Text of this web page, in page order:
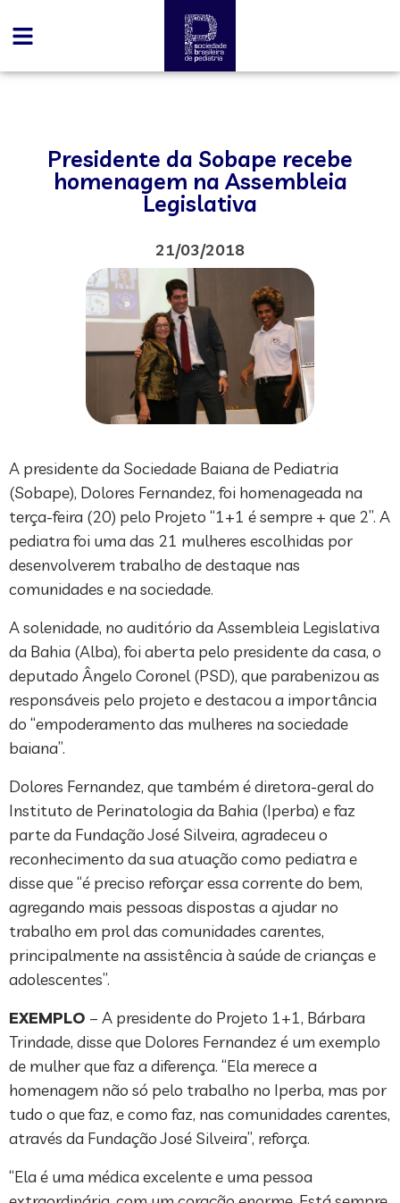
Presidente da Sobape recebe
homenagem na Assembleia
Legislativa
21/03/2018
A presidente da Sociedade Baiana de Pediatria
(Sobape), Dolores Fernandez, foi homenageada na
terça-feira (20) pelo Projeto “1+1 é sempre + que 2”. A
pediatra foi uma das 21 mulheres escolhidas por
desenvolverem trabalho de destaque nas
comunidades e na sociedade.
A solenidade, no auditório da Assembleia Legislativa
da Bahia (Alba), foi aberta pelo presidente da casa, o
deputado Ângelo Coronel (PSD), que parabenizou as
responsáveis pelo projeto e destacou a importância
do “empoderamento das mulheres na sociedade
baiana”.
Dolores Fernandez, que também é diretora-geral do
Instituto de Perinatologia da Bahia (Iperba) e faz
parte da Fundação José Silveira, agradeceu o
reconhecimento da sua atuação como pediatra e
disse que “é preciso reforçar essa corrente do bem,
agregando mais pessoas dispostas a ajudar no
trabalho em prol das comunidades carentes,
principalmente na assistência à saúde de crianças e
adolescentes”.
EXEMPLO – A presidente do Projeto 1+1, Bárbara
Trindade, disse que Dolores Fernandez é um exemplo
de mulher que faz a diferença. “Ela merece a
homenagem não só pelo trabalho no Iperba, mas por
tudo o que faz, e como faz, nas comunidades carentes,
através da Fundação José Silveira”, reforça.
“Ela é uma médica excelente e uma pessoa